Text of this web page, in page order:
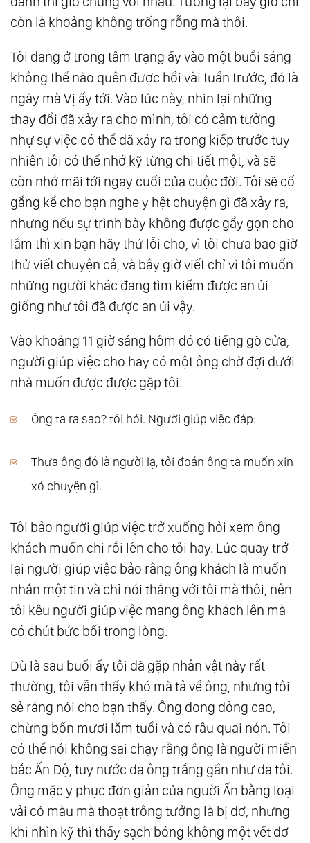
còn là khoảng không trống rỗng mà thôi.
Tôi đang ở trong tâm trạng ấy vào một buổi sáng
không thể nào quên được hồi vài tuần trước, đó là
ngày mà Vị ấy tới. Vào lúc này, nhìn lại những
thay đổi đã xảy ra cho mình, tôi có cảm tưởng
nhự sự việc có thể đã xảy ra trong kiếp trước tuy
nhiên tôi có thể nhớ kỹ từng chi tiết một, và sẽ
còn nhớ mãi tới ngay cuối của cuộc đời. Tôi sẽ cố
gắng kể cho bạn nghe y hệt chuyện gì đã xảy ra,
nhưng nếu sự trình bày không được gẩy gọn cho
lắm thì xin bạn hãy thứ lỗi cho, vì tôi chưa bao giờ
thử viết chuyện cả, và bây giờ viết chỉ vì tôi muốn
những người khác đang tìm kiếm được an ủi
giống như tôi đã được an ủi vậy.
Vào khoảng 11 giờ sáng hôm đó có tiếng gõ cửa,
người giúp việc cho hay có một ông chờ đợi dưới
nhà muốn được được gặp tôi.
Ông ta ra sao? tôi hỏi. Người giúp việc đáp:
Thưa ông đó là người lạ, tôi đoán ông ta muốn xin
xỏ chuyện gì.
Tôi bảo người giúp việc trở xuống hỏi xem ông
khách muốn chi rồi lên cho tôi hay. Lúc quay trở
lại người giúp việc bảo rằng ông khách là muốn
nhắn một tin và chỉ nói thẳng với tôi mà thôi, nên
tôi kêu người giúp việc mang ông khách lên mà
có chút bức bối trong lòng.
Dù là sau buổi ấy tôi đã gặp nhân vật này rất
thường, tôi vẫn thấy khó mà tả về ông, nhưng tôi
sẻ ráng nói cho bạn thấy. Ông dong dỏng cao,
chừng bốn mươi lăm tuổi và có râu quai nón. Tôi
có thể nói không sai chạy rằng ông là người miền
bắc Ấn Độ, tuy nước da ông trắng gần như da tôi.
Ông mặc y phục đơn giản của nguời Ấn bằng loại
vải có màu mà thoạt trông tưởng là bị dơ, nhưng
khi nhìn kỹ thì thấy sạch bóng không một vết dơ